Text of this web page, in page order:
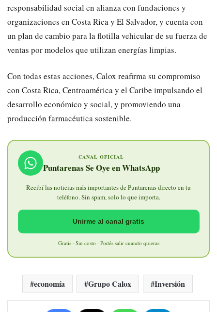
responsabilidad social en alianza con fundaciones y
organizaciones en Costa Rica y El Salvador, y cuenta con
un plan de cambio para la flotilla vehicular de su fuerza de
ventas por modelos que utilizan energías limpias.
Con todas estas acciones, Calox reafirma su compromiso
con Costa Rica, Centroamérica y el Caribe impulsando el
desarrollo económico y social, y promoviendo una
producción farmacéutica sostenible.
CANAL OFICIAL
Puntarenas Se Oye en WhatsApp
Recibí las noticias más importantes de Puntarenas directo en tu
teléfono. Sin spam, solo lo que importa.
Unirme al canal gratis
Gratis · Sin costo · Podés salir cuando quieras
economía Grupo Calox Inversión